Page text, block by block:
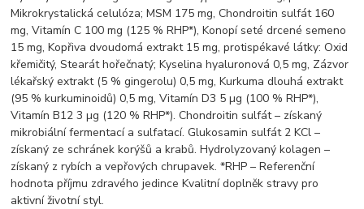
Mikrokrystalická celulóza; MSM 175 mg, Chondroitin sulfát 160
mg, Vitamín C 100 mg (125 % RHP*), Konopí seté drcené semeno
15 mg, Kopřiva dvoudomá extrakt 15 mg, protispékavé látky: Oxid
křemičitý, Stearát hořečnatý; Kyselina hyaluronová 0,5 mg, Zázvor
lékařský extrakt (5 % gingerolu) 0,5 mg, Kurkuma dlouhá extrakt
(95 % kurkuminoidů) 0,5 mg, Vitamín D3 5 µg (100 % RHP*),
Vitamín B12 3 µg (120 % RHP*). Chondroitin sulfát – získaný
mikrobiální fermentací a sulfatací. Glukosamin sulfát 2 KCl –
získaný ze schránek korýšů a krabů. Hydrolyzovaný kolagen –
získaný z rybích a vepřových chrupavek. *RHP – Referenční
hodnota příjmu zdravého jedince Kvalitní doplněk stravy pro
aktivní životní styl.